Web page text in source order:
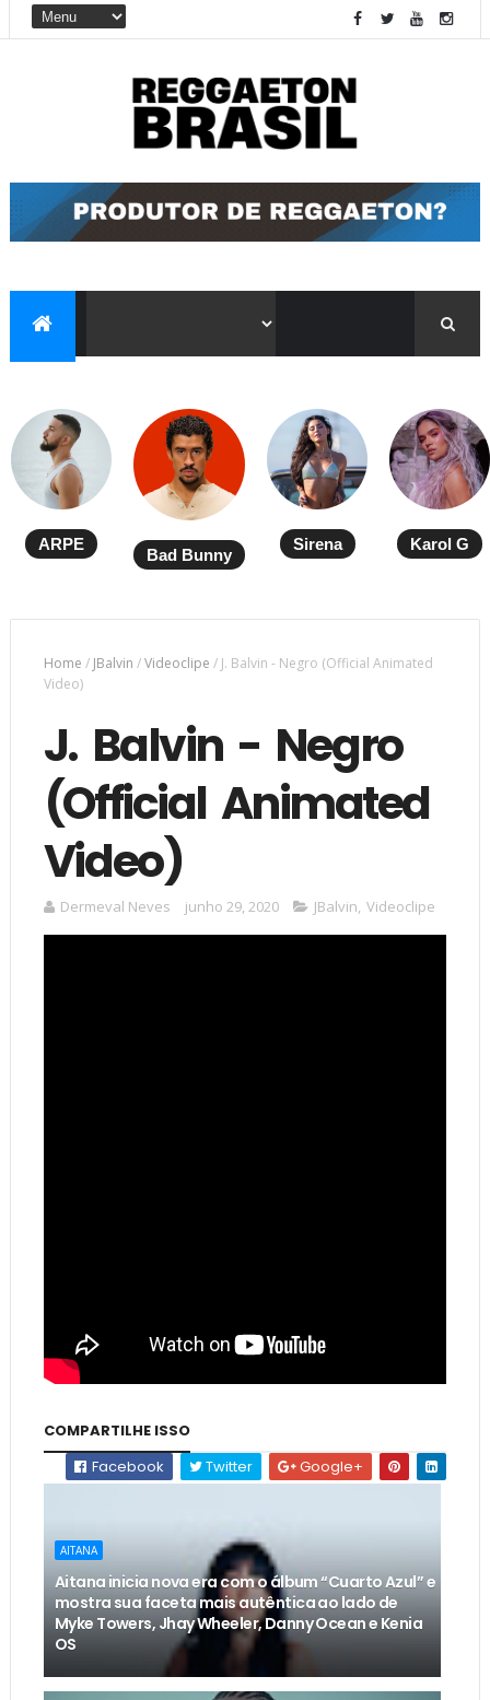
ARPE
Bad Bunny
Sirena Karol G
Home / JBalvin /Videoclipe / J. Balvin - Negro (Official Animated
Video)
J. Balvin - Negro
(Official Animated
Video)
Dermeval Neves junho 29, 2020 JBalvin, Videoclipe
COMPARTILHE ISSO
Facebook
Twitter Google+
AITANA
Aitana inicia nova era com o álbum “Cuarto Azul” e
mostra sua faceta mais autêntica ao lado de
Myke Towers, Jhay Wheeler, Danny Ocean e Kenia
OS